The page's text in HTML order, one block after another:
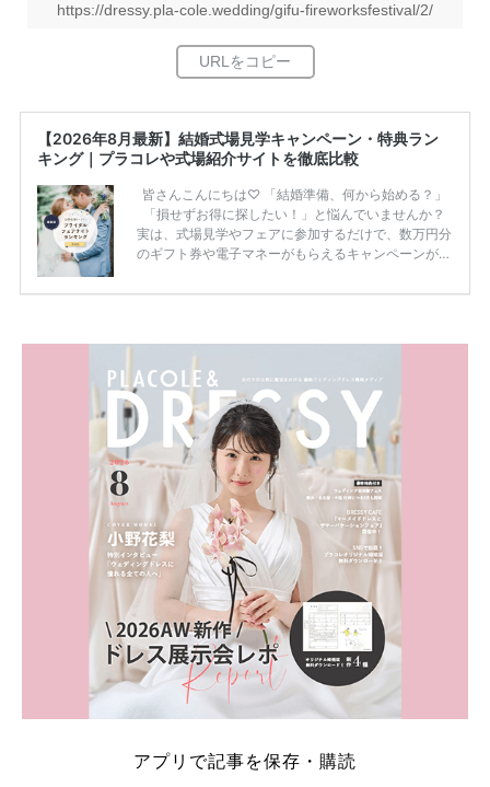
https://dressy.pla-cole.wedding/gifu-fireworksfestival/2/
【2026年8月最新】結婚式場見学キャンペーン・特典ラン
キング｜プラコレや式場紹介サイトを徹底比較
皆さんこんにちは♡ 「結婚準備、何から始める？」
「損せずお得に探したい！」と悩んでいませんか？
実は、式場見学やフェアに参加するだけで、数万円分
のギフト券や電子マネーがもらえるキャンペーンがあ
ため、比較せずに選ぶと損をしてしまうことも……。
内容：特典金額・条件・応募方法・注意点 「どこが
一番お得？」「プラコレの特典は？」といった疑問も
解決します。 まずは診断で候補を絞れる「ウェディ
ング診断」か、体験型 […]
続きを読む
アプリで記事を保存・購読